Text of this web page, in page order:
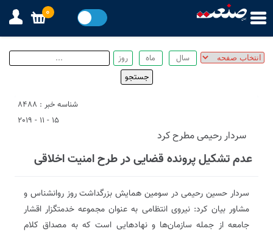
شناسه خبر : 8488
15 - 11 - 2019
سردار رحیمی مطرح کرد
عدم تشکیل پرونده قضایی در طرح امنیت اخلاقی
سردار حسین رحیمی در سومین همایش بزرگداشت روز روانشناس و
مشاور بیان کرد: نیروی انتظامی به عنوان مجموعه خدمتگزار اقشار
جامعه از جمله سازمان‌ها و نهادهایی است که به مصداق کلام
0